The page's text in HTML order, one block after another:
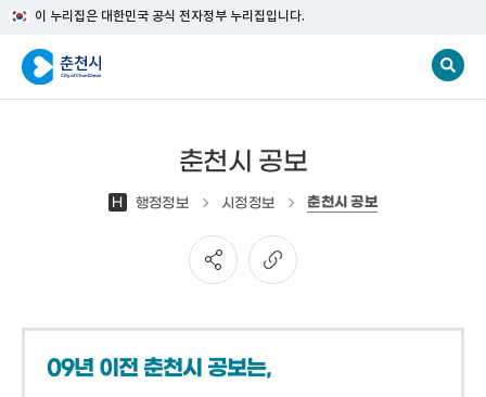
이 누리집은 대한민국 공식 전자정부 누리집입니다.
춘천시 공보
H 행정정보 시정정보 춘천시 공보
09년 이전 춘천시 공보는,